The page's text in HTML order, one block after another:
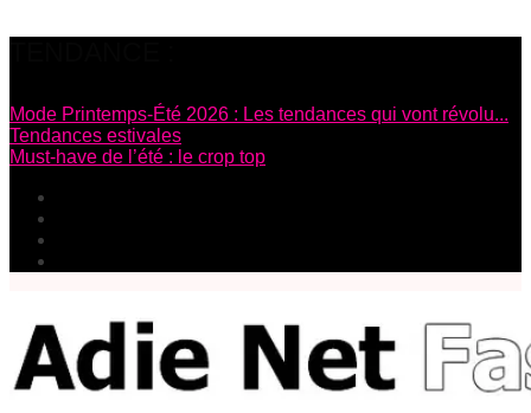
Mode Printemps-Été 2026 : Les tendances qui vont révolu...
Tendances estivales
Must-have de l’été : le crop top